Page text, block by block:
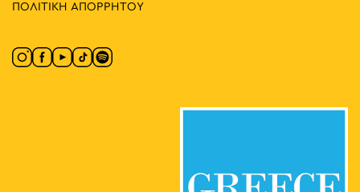
ΠΟΛΙΤΙΚΗ ΑΠΟΡΡΗΤΟΥ